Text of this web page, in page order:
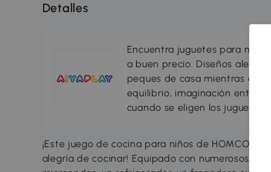
Detalles
Encuentra juguetes para
a buen precio. Diseños
peques de casa mientras
equilibrio, imaginación entre
cuando se eligen los juguetes
¡Este juego de cocina para niños de HOMCOM
alegría de cocinar! Equipado con numerosos